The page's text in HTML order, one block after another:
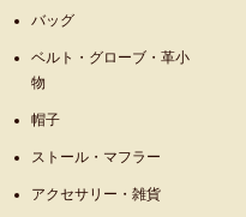
バッグ
ベルト・グローブ・革小
物
帽子
ストール・マフラー
アクセサリー・雑貨